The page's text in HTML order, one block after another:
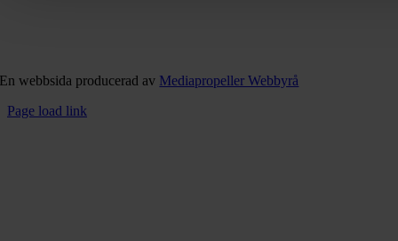
En webbsida producerad av Mediapropeller Webbyrå
Page load link